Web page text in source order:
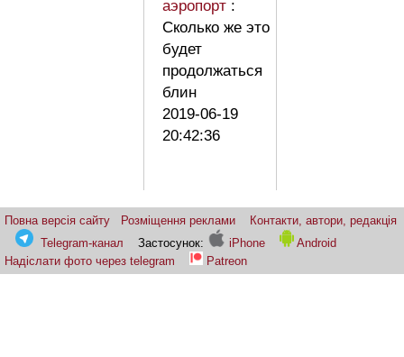
аэропорт :
Сколько же это
будет
продолжаться
блин
2019-06-19
20:42:36
Повна версія сайту Розміщення реклами
Контакти, автори, редакція
Telegram-канал
Застосунок: iPhone
Android
Надіслати фото через telegram
Patreon